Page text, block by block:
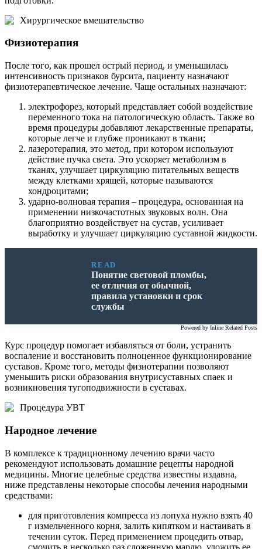
Хирургическое вмешательство
Физиотерапия
После того, как прошел острый период, и уменьшилась
интенсивность признаков бурсита, пациенту назначают
физиотерапевтическое лечение. Чаще остальных назначают:
электрофорез, который представляет собой воздействие
переменного тока на патологическую область. Также во
время процедуры добавляют лекарственные препараты,
которые легче и глубже проникают в ткани;
лазеротерапия, это метод, при котором используют
действие пучка света. Это ускоряет метаболизм в
тканях, улучшает циркуляцию питательных веществ
между клетками хрящей, которые называются
хондроцитами;
ударно-волновая терапия – процедура, основанная на
применении низкочастотных звуковых волн. Она
благоприятно воздействует на сустав, усиливает
выработку и улучшает циркуляцию суставной жидкости.
READ
Понятие световой пломбы,
ее отличия от обычной,
правила установки и срок
службы
Powered by Inline Related Posts
Курс процедур помогает избавляться от боли, устранить
воспаление и восстановить полноценное функционирование
суставов. Кроме того, методы физиотерапии позволяют
уменьшить риски образования внутрисуставных спаек и
возникновения тугоподвижности в суставах.
Процедура УВТ
Народное лечение
В комплексе к традиционному лечению врачи часто
рекомендуют использовать домашние рецепты народной
медицины. Многие целебные средства известны издавна,
ниже представлены некоторые способы лечения народными
средствами:
для приготовления компресса из лопуха нужно взять 40
г измельченного корня, залить кипятком и настаивать в
течении суток. Перед применением процедить отвар,
смочить в несколько раз сложенную марлю, уложить ее